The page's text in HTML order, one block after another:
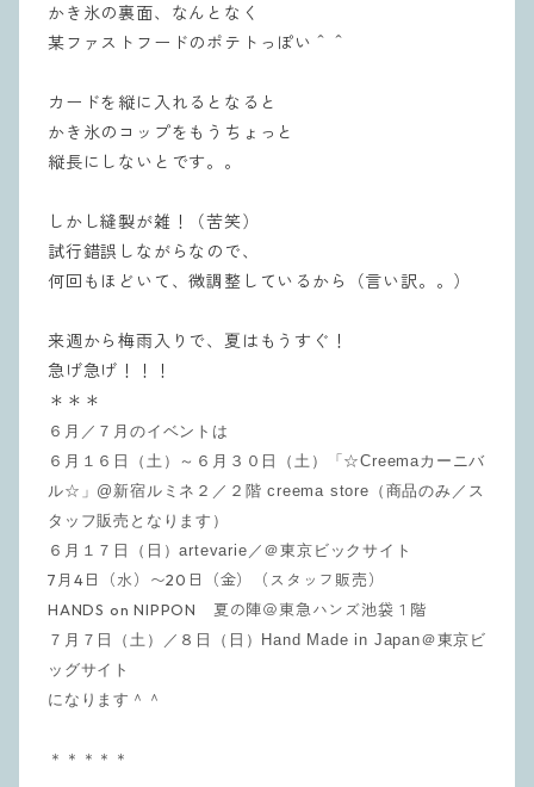
かき氷の裏面、なんとなく
某ファストフードのポテトっぽい＾＾
カードを縦に入れるとなると
かき氷のコップをもうちょっと
縦長にしないとです。。
しかし縫製が雑！（苦笑）
試行錯誤しながらなので、
何回もほどいて、微調整しているから（言い訳。。）
来週から梅雨入りで、夏はもうすぐ！
急げ急げ！！！
＊＊＊
６月／７月のイベントは
６月１６日（土）～６月３０日（土）「☆Creemaカーニバ
ル☆」@新宿ルミネ２／２階 creema store（商品のみ／ス
タッフ販売となります）
６月１７日（日）artevarie／＠東京ビックサイト
7月4日（水）〜20日（金）（スタッフ販売）
HANDS on NIPPON 夏の陣＠東急ハンズ池袋１階
７月７日（土）
／８日（日）Hand Made in Japan＠東京ビ
ッグサイト
になります＾＾
＊＊＊＊＊